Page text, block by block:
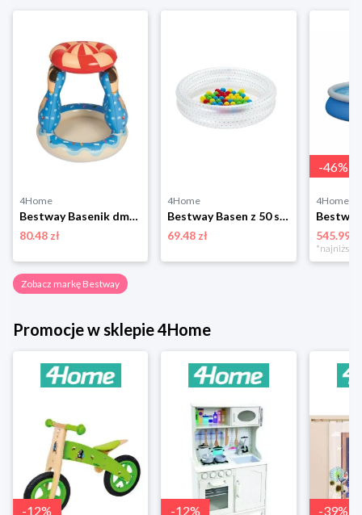
4Home
Bestway Basenik dmuchany z daszkiem, 91 x 89 cm
80.48 zł
4Home
Bestway Basen z 50 szt. piłek, śr. 91 cm, niebieski
69.48 zł
-46%
4Home
545.99 zł
Zobacz markę Bestway
Promocje w sklepie 4Home
-12% -12% -39%